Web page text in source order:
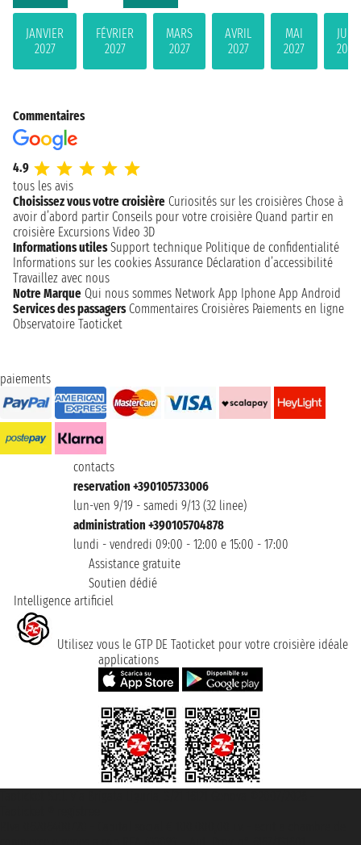
JANVIER
2027
FÉVRIER
2027
MARS
2027
AVRIL
2027
MAI
2027
JUIN
2027
Commentaires
4.9
tous les avis
Choisissez vous votre croisière Curiosités sur les croisières Chose à
avoir d’abord partir Conseils pour votre croisière Quand partir en
croisière Excursions Video 3D
Informations utiles Support technique Politique de confidentialité
Informations sur les cookies Assurance Déclaration d’accessibilité
Travaillez avec nous
Notre Marque Qui nous sommes Network App Iphone App Android
Services des passagers Commentaires Croisières Paiements en ligne
Observatoire Taoticket
paiements
contacts
reservation +390105733006
lun-ven 9/19 - samedi 9/13 (32 linee)
administration +390105704878
lundi - vendredi 09:00 - 12:00 e 15:00 - 17:00
Assistance gratuite
Soutien dédié
Intelligence artificiel
Utilisez vous le GTP DE Taoticket pour votre croisière idéale
applications